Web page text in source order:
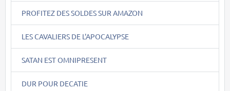
PROFITEZ DES SOLDES SUR AMAZON
LES CAVALIERS DE L'APOCALYPSE
SATAN EST OMNIPRESENT
DUR POUR DECATIE